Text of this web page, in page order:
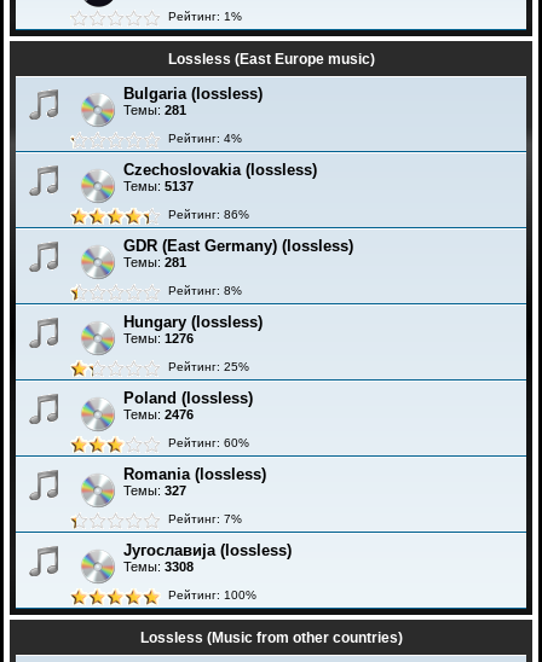
Рейтинг: 1%
Lossless (East Europe music)
Bulgaria (lossless)
Темы: 281
Рейтинг: 4%
Czechoslovakia (lossless)
Темы: 5137
Рейтинг: 86%
GDR (East Germany) (lossless)
Темы: 281
Рейтинг: 8%
Hungary (lossless)
Темы: 1276
Рейтинг: 25%
Poland (lossless)
Темы: 2476
Рейтинг: 60%
Romania (lossless)
Темы: 327
Рейтинг: 7%
Југославија (lossless)
Темы: 3308
Рейтинг: 100%
Lossless (Music from other countries)